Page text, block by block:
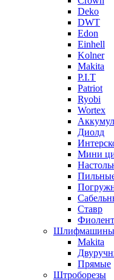
Deko
DWT
Edon
Einhell
Kolner
Makita
P.I.T
Patriot
Ryobi
Wortex
Диолд
Мини
Ставр
Фиолент
Шлифмашины
Makita
Прямые
Штроборезы